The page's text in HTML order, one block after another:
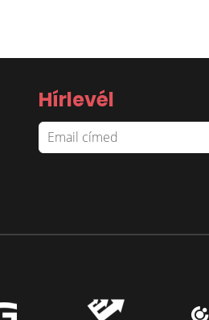
Hírlevél